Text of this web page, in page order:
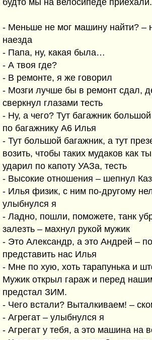
будто мы на велосипеде приехали.
- Меньше не мог машину найти? –
наезда
- Папа, ну, какая была…
- А твоя где?
- В ремонте, я же говорил
- Мозги лучше бы в ремонт сдал,
сверкнул глазами тесть
- Ну, а чего? Тут багажник
по багажнику А6 Илья
- Тут большой багажник, а тут
возить, чтобы таких мудаков как
ударил по капоту УАЗа, тесть
- Высокие отношения – шепнул
- Илья физик, с ним по-другому
улыбнулся я
- Ладно, пошли, поможете, танк
залезть – махнул рукой мужик
- Это Александр, а это Андрей –
представить нас Илья
- Мне по хую, хоть тарапунька и
Мужик открыл гараж и перед
предстал ЗИМ.
- Чего встали? Выталкиваем! –
- Агрегат – улыбнулся я
- Агрегат у тебя, а это машина на